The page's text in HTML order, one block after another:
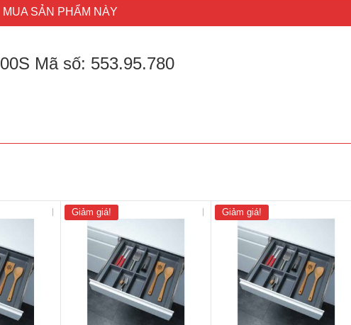
MUA SẢN PHẨM NÀY
Mã số: 553.95.780
Giảm giá! Giảm giá!